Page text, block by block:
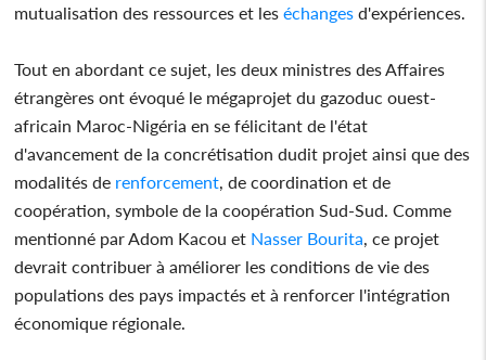
mutualisation des ressources et les échanges d'expériences.
Tout en abordant ce sujet, les deux ministres des Affaires
étrangères ont évoqué le mégaprojet du gazoduc ouest-
africain Maroc-Nigéria en se félicitant de l'état
d'avancement de la concrétisation dudit projet ainsi que des
modalités de renforcement , de coordination et de
coopération, symbole de la coopération Sud-Sud. Comme
mentionné par Adom Kacou et Nasser Bourita , ce projet
devrait contribuer à améliorer les conditions de vie des
populations des pays impactés et à renforcer l'intégration
économique régionale.